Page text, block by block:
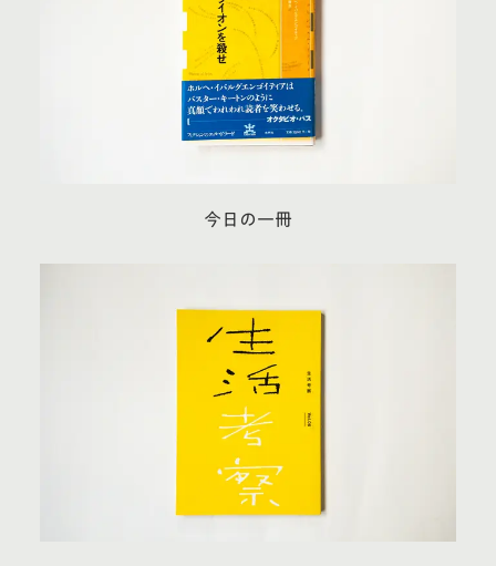
今日の一冊